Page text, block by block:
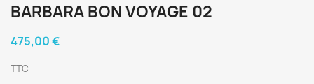
BARBARA BON VOYAGE 02
475,00 €
TTC